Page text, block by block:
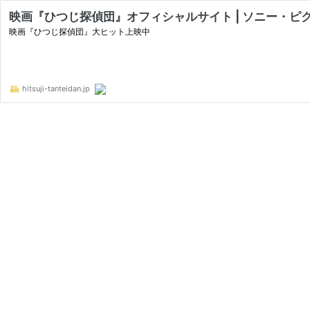
映画『ひつじ探偵団』オフィシャルサイト | ソニー・ピ
映画『ひつじ探偵団』大ヒット上映中
hitsuji-tanteidan.jp